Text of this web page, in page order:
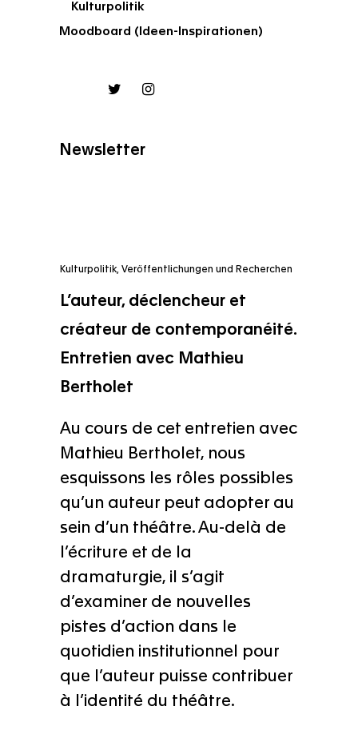
Kulturpolitik
Moodboard (Ideen-Inspirationen)
Newsletter
Kulturpolitik Veröffentlichungen und Recherchen
L’auteur, déclencheur et
créateur de contemporanéité.
Entretien avec Mathieu
Bertholet
Au cours de cet entretien avec
Mathieu Bertholet, nous
esquissons les rôles possibles
qu’un auteur peut adopter au
sein d’un théâtre. Au-delà de
l’écriture et de la
dramaturgie, il s’agit
d’examiner de nouvelles
pistes d’action dans le
quotidien institutionnel pour
que l’auteur puisse contribuer
à l’identité du théâtre.